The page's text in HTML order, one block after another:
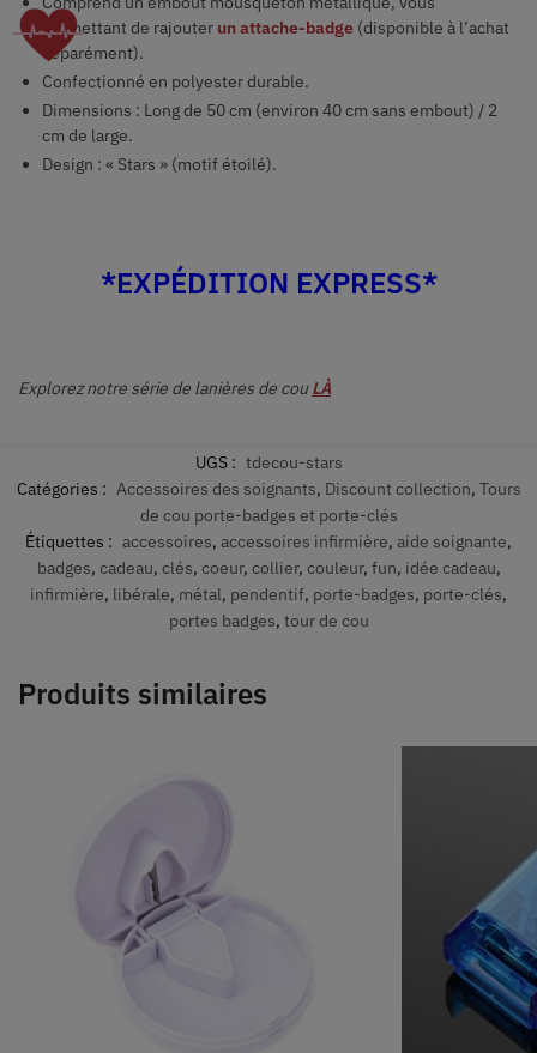
permettant de rajouter un attache-badge (disponible à l’achat
séparément).
Confectionné en polyester durable.
Dimensions : Long de 50 cm (environ 40 cm sans embout) / 2
cm de large.
Design : « Stars » (motif étoilé).
*EXPÉDITION EXPRESS*
Explorez notre série de lanières de cou LÀ
UGS : tdecou-stars
Catégories : Accessoires des soignants, Discount collection, Tours
de cou porte-badges et porte-clés
Étiquettes : accessoires, accessoires infirmière, aide soignante,
badges, cadeau, clés, coeur, collier, couleur, fun, idée cadeau,
infirmière, libérale, métal, pendentif, porte-badges, porte-clés,
portes badges, tour de cou
Produits similaires